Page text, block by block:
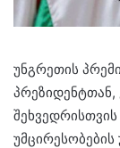
უნგრეთის